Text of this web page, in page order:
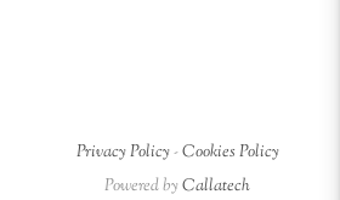
Privacy Policy-Cookies Policy
Powered byCallatech